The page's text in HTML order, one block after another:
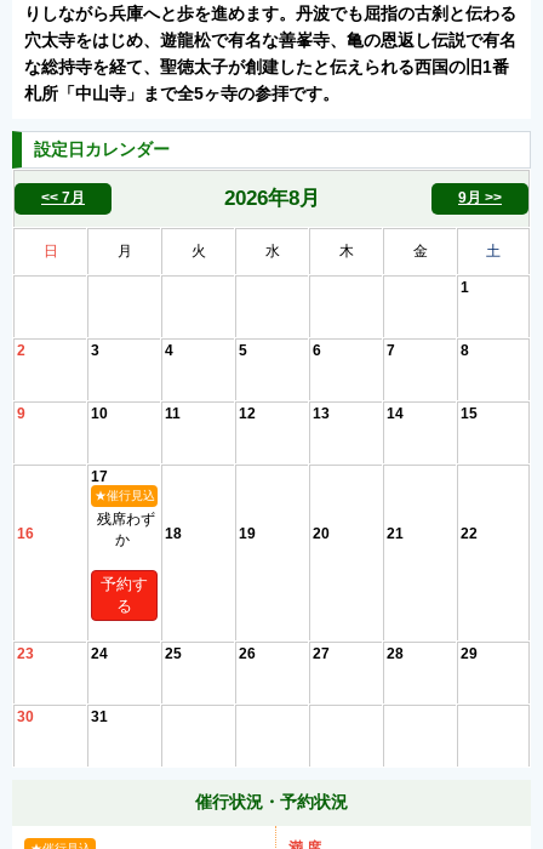
りしながら兵庫へと歩を進めます。丹波でも屈指の古刹と伝わる
穴太寺をはじめ、遊龍松で有名な善峯寺、亀の恩返し伝説で有名
な総持寺を経て、聖徳太子が創建したと伝えられる西国の旧1番
札所「中山寺」まで全5ヶ寺の参拝です。
設定日カレンダー
<< 7月 2026年8月 9月 >>
日 月 火 水 木 金 土
1
2 3 4 5 6 7 8
9 10 11 12 13 14 15
16
17
★催行見込
残席わず
か
予約す
る
18 19 20 21 22
23 24 25 26 27 28 29
30 31
催行状況・予約状況